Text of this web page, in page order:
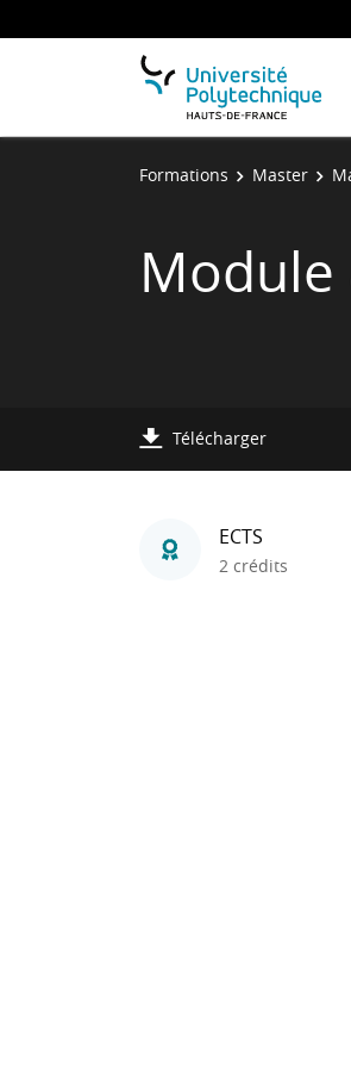
Formations Master
Télécharger
ECTS
2 crédits